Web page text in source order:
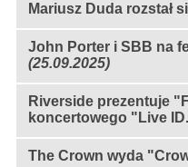
Mariusz Duda rozstał
John Porter i SBB na
(25.09.2025)
Riverside prezentuje
koncertowego "Live
The Crown wyda